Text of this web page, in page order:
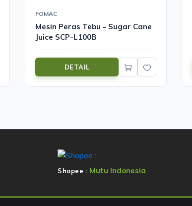
FOMAC
Mesin Peras Tebu - Sugar Cane
Juice SCP-L100B
DETAIL
Shopee : Mutu Indonesia